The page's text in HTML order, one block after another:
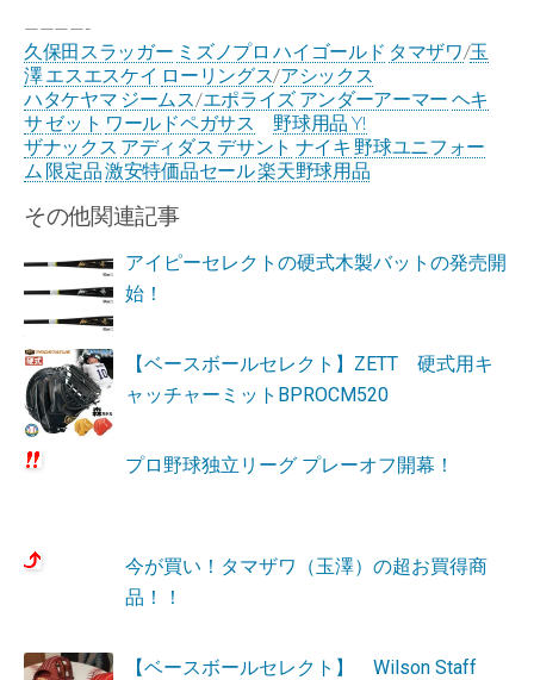
————-
久保田スラッガー ミズノプロ ハイゴールド タマザワ/玉
澤エスエスケイ ローリングス/アシックス
ハタケヤマ ジームス/エポライズ アンダーアーマー ヘキ
サ ゼット ワールドペガサス
野球用品 Y!
ザナックス アディダス デサント ナイキ 野球ユニフォー
ム 限定品激安特価品セール楽天野球用品
その他関連記事
アイピーセレクトの硬式木製バットの発売開
始！
【ベースボールセレクト】ZETT 硬式用キ
ャッチャーミットBPROCM520
プロ野球独立リーグ プレーオフ開幕！
今が買い！タマザワ（玉澤）の超お買得商
品！！
【ベースボールセレクト】 Wilson Staff